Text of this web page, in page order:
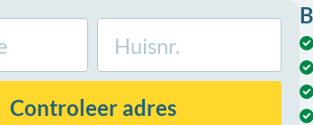
Controleeradres